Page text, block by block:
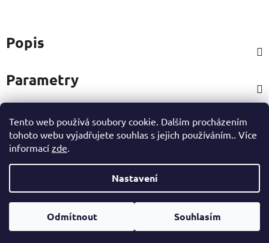
Tento web používá soubory cookie. Dalším procházením
tohoto webu vyjadřujete souhlas s jejich používáním.. Více
informací zde.
Nastavení
Odmítnout Souhlasím
Popis
Parametry
Hodnocení
Ostatní informace
Vytvořil Shoptet
Copyright 2026eshop Hynek Medřický. Všechna práva
vyhrazena.